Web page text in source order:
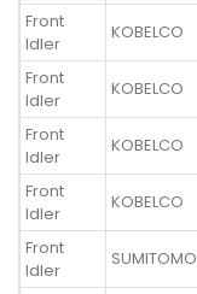
Front
Idler
KOBELCO
Front
Idler
KOBELCO
Front
Idler
KOBELCO
Front
Idler
KOBELCO
Front
Idler
SUMITOMO